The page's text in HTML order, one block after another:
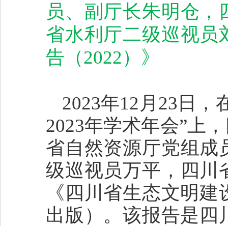
员、副厅长朱明仓
省水利厅二级巡视员
告（2022）》
2023年12月23日，
2023年学术年会”上
省自然资源厅党组成
级巡视员万平，四川
《四川省生态文明
出版）。该报告是四